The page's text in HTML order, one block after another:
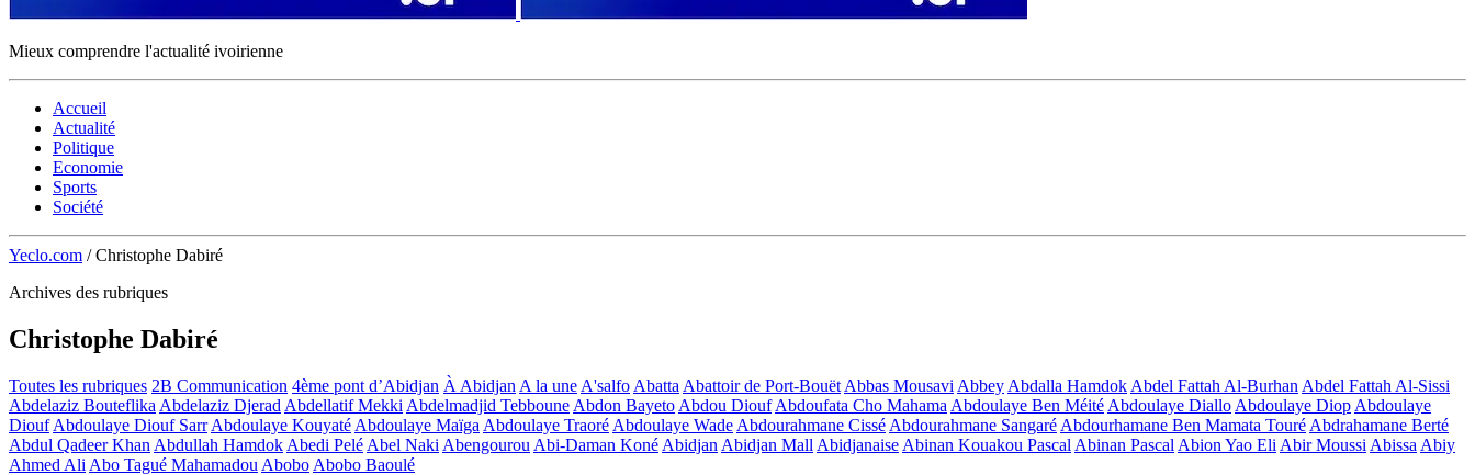
Mieux comprendre l'actualité ivoirienne
Accueil
Actualité
Politique
Economie
Sports
Société
Yeclo.com / Christophe Dabiré
Archives des rubriques
Christophe Dabiré
Toutes les rubriques 2B Communication 4ème pont d’Abidjan À Abidjan A la une A'salfo Abatta Abattoir de Port-Bouët Abbas Mousavi Abbey Abdalla Hamdok Abdel Fattah Al-Burhan Abdel Fattah Al-Sissi
Abdelaziz Bouteflika Abdelaziz Djerad Abdellatif Mekki Abdelmadjid Tebboune Abdon Bayeto Abdou Diouf Abdoufata Cho Mahama Abdoulaye Ben Méité Abdoulaye Diallo Abdoulaye Diop Abdoulaye
Diouf Abdoulaye Diouf Sarr Abdoulaye Kouyaté Abdoulaye Maïga Abdoulaye Traoré Abdoulaye Wade Abdourahmane Cissé Abdourahmane Sangaré Abdourhamane Ben Mamata Touré Abdrahamane Berté
Abdul Qadeer Khan Abdullah Hamdok Abedi Pelé Abel Naki Abengourou Abi-Daman Koné Abidjan Abidjan Mall Abidjanaise Abinan Kouakou Pascal Abinan Pascal Abion Yao Eli Abir Moussi Abissa Abiy
Ahmed Ali Abo Tagué Mahamadou Abobo Abobo Baoulé